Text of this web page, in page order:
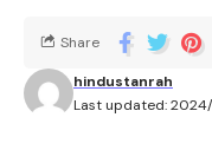
Last updated:
hindustanrah
Share